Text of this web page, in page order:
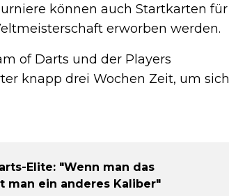
können auch Startkarten für
erworben werden.
of Darts und der Players
knapp drei Wochen Zeit, um sich
Elite: "Wenn man das
man ein anderes Kaliber"